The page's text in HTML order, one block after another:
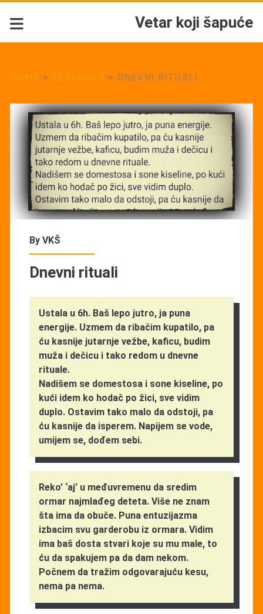
Vetar koji šapuće
> > DNEVNI RITUALI
By VKŠ
Dnevni rituali
Ustala u 6h. Baš lepo jutro, ja puna
energije. Uzmem da ribačim kupatilo, pa
ću kasnije jutarnje vežbe, kaficu, budim
muža i dečicu i tako redom u dnevne
rituale.
Nadišem se domestosa i sone kiseline, po
kući idem ko hodač po žici, sve vidim
duplo. Ostavim tako malo da odstoji, pa
ću kasnije da isperem. Napijem se vode,
umijem se, dođem sebi.
Reko’ ‘aj’ u međuvremenu da sredim
ormar najmlađeg deteta. Više ne znam
šta ima da obuče. Puna entuzijazma
izbacim svu garderobu iz ormara. Vidim
ima baš dosta stvari koje su mu male, to
ću da spakujem pa da dam nekom.
Počnem da tražim odgovarajuću kesu,
nema pa nema.